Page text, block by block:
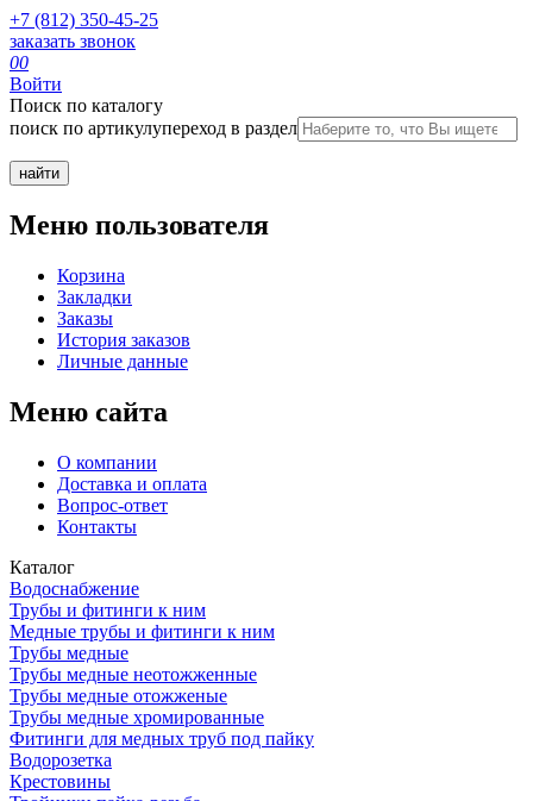
+7 (812) 350-45-25
заказать звонок
00
Войти
Поиск по каталогу
поиск по артикулупереход в раздел
Меню пользователя
Корзина
Закладки
Заказы
История заказов
Личные данные
Меню сайта
О компании
Доставка и оплата
Вопрос-ответ
Контакты
Каталог
Водоснабжение
Трубы и фитинги к ним
Медные трубы и фитинги к ним
Трубы медные
Трубы медные неотожженные
Трубы медные отожженые
Трубы медные хромированные
Фитинги для медных труб под пайку
Водорозетка
Крестовины